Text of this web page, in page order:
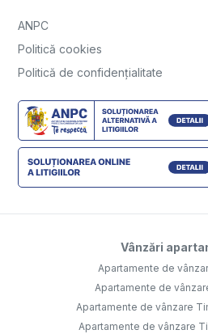
ANPC
Politică cookies
Politică de confidențialitate
Vânzări
Apartamente de
Apartamente de
Apartamente de vânzare
Apartamente de vânzare